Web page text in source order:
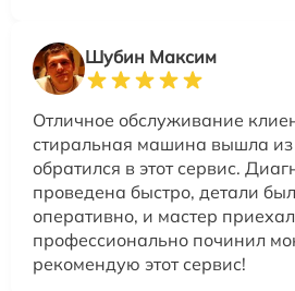
Шубин Максим
Отличное обслуживание
стиральная машина вышла из
обратился в этот сервис.
проведена быстро, детали
оперативно, и мастер
профессионально починил
рекомендую этот сервис!